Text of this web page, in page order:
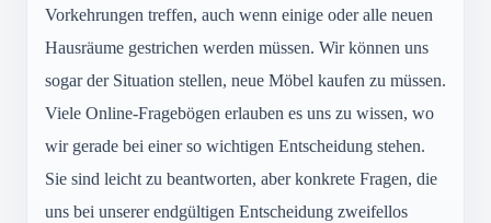
Vorkehrungen treffen, auch wenn einige oder alle neuen
Hausräume gestrichen werden müssen. Wir können uns
sogar der Situation stellen, neue Möbel kaufen zu müssen.
Viele Online-Fragebögen erlauben es uns zu wissen, wo
wir gerade bei einer so wichtigen Entscheidung stehen.
Sie sind leicht zu beantworten, aber konkrete Fragen, die
uns bei unserer endgültigen Entscheidung zweifellos